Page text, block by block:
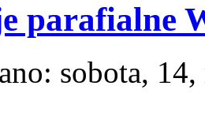
parafialne
sobota,